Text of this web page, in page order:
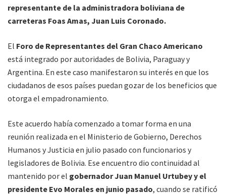
representante de la administradora boliviana de
carreteras Foas Amas, Juan Luis Coronado.
El Foro de Representantes del Gran Chaco Americano
está integrado por autoridades de Bolivia, Paraguay y
Argentina. En este caso manifestaron su interés en que los
ciudadanos de esos países puedan gozar de los beneficios que
otorga el empadronamiento.
Este acuerdo había comenzado a tomar forma en una
reunión realizada en el Ministerio de Gobierno, Derechos
Humanos y Justicia en julio pasado con funcionarios y
legisladores de Bolivia. Ese encuentro dio continuidad al
mantenido por el gobernador Juan Manuel Urtubey y el
presidente Evo Morales en junio pasado, cuando se ratificó